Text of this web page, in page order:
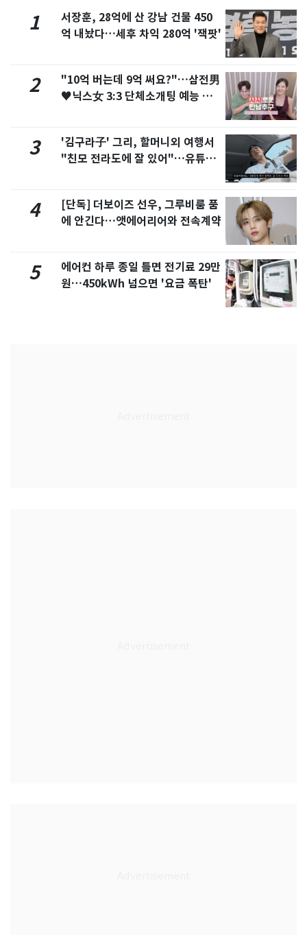
1
서장훈, 28억에 산 강남 건물 450
억 내놨다…세후 차익 280억 '잭팟'
2
"10억 버는데 9억 써요?"…삼전男
♥닉스女 3:3 단체소개팅 예능 화
3
'김구라子' 그리, 할머니외 여행서
"친모 전라도에 잘 있어"…유튜브
4
[단독] 더보이즈 선우, 그루비룸 품
에 안긴다…앳에어리어와 전속계약
5
에어컨 하루 종일 틀면 전기료 29만
원…450kWh 넘으면 '요금 폭탄'